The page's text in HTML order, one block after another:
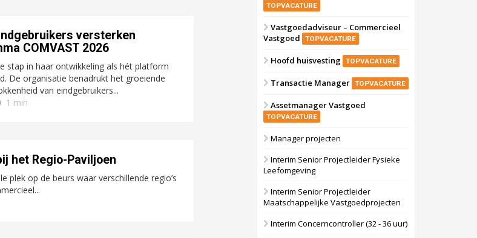
versterken
COMVAST 2026
stap in haar ontwikkeling als hét platform
De organisatie benadrukt het groeiende
van eindgebruikers...
1 min
het Regio-Paviljoen
plek op de beurs waar verschillende regio’s
TOPVACATURE
Vastgoedadviseur – Commercieel
Vastgoed
TOPVACATURE
Hoofd huisvesting TOPVACATURE
Transactie Manager TOPVACATURE
Assetmanager Vastgoed
TOPVACATURE
Manager projecten
Interim Senior Projectleider Fysieke
Leefomgeving
Interim Senior Projectleider
Maatschappelijke Vastgoedprojecten
Interim Concerncontroller (32 - 36 uur)